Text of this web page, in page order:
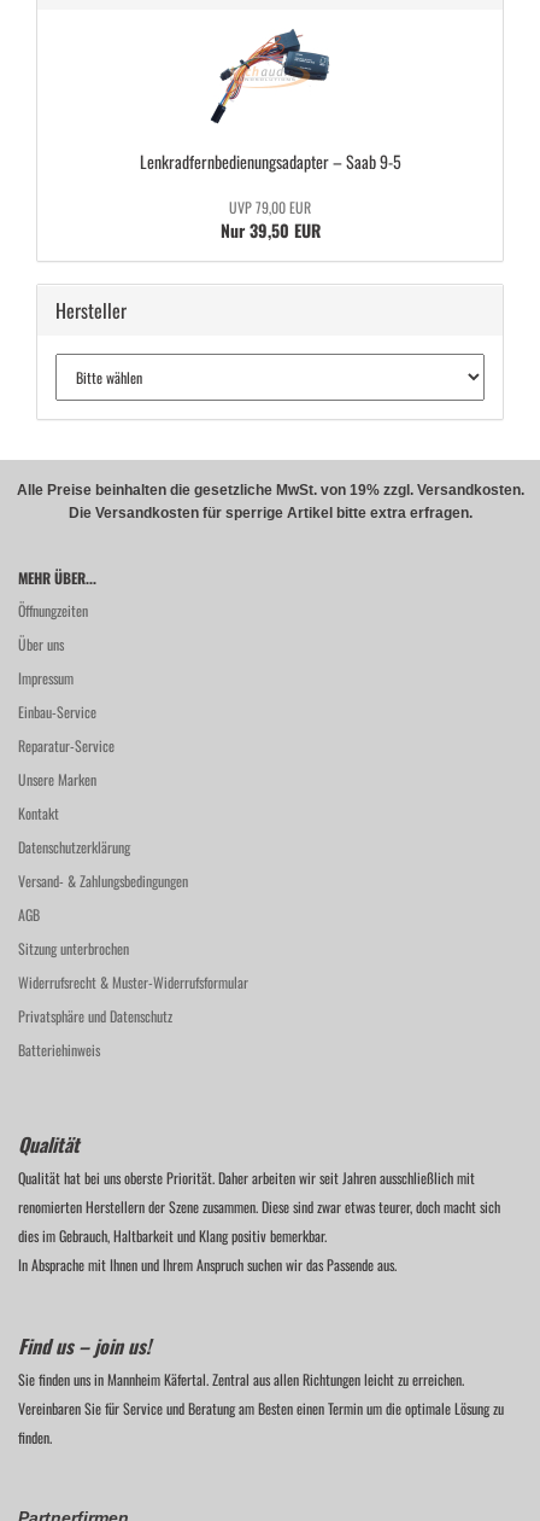
Lenk­rad­fern­be­die­nungs­ad­ap­ter – Saab 9-5
UVP 79,00 EUR
Nur 39,50 EUR
Hersteller
Alle Preise beinhalten die gesetzliche MwSt. von 19% zzgl. Versandkosten.
Die Versandkosten für sperrige Artikel bitte extra erfragen.
MEHR ÜBER...
Öffnungzeiten
Über uns
Impressum
Einbau-Service
Reparatur-Service
Unsere Marken
Kontakt
Datenschutzerklärung
Versand- & Zahlungsbedingungen
AGB
Sitzung unterbrochen
Widerrufsrecht & Muster-Widerrufsformular
Privatsphäre und Datenschutz
Batteriehinweis
Qualität
Qualität hat bei uns oberste Priorität. Daher arbeiten wir seit Jahren ausschließlich mit
renomierten Herstellern der Szene zusammen. Diese sind zwar etwas teurer, doch macht sich
dies im Gebrauch, Haltbarkeit und Klang positiv bemerkbar.
In Absprache mit Ihnen und Ihrem Anspruch suchen wir das Passende aus.
Find us – join us!
Sie finden uns in Mannheim Käfertal. Zentral aus allen Richtungen leicht zu erreichen.
Vereinbaren Sie für Service und Beratung am Besten einen Termin um die optimale Lösung zu
finden.